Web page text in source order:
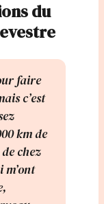
du
faire
c’est
km de
chez
m’ont